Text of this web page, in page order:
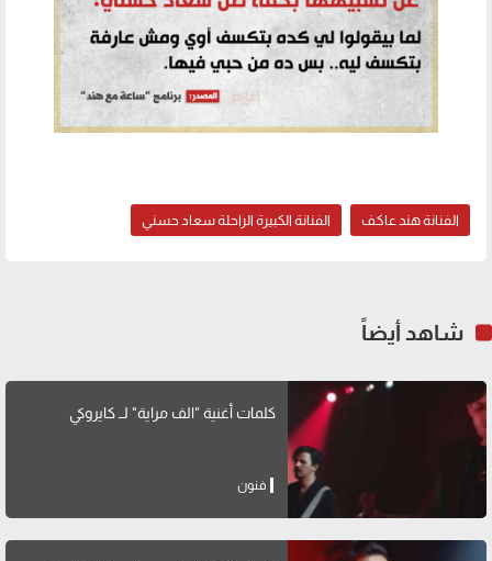
الفنانة هند عاكف الفنانة الكبيرة الراحلة سعاد حسني
شاهد أيضاً
كلمات أغنية "الف مراية" لــ كايروكي
فنون